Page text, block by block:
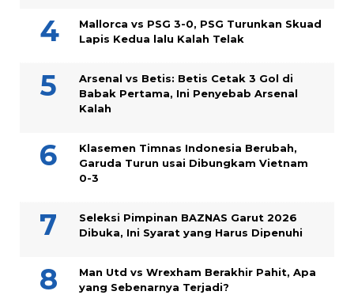
Mallorca vs PSG 3-0, PSG Turunkan Skuad
Lapis Kedua lalu Kalah Telak
Arsenal vs Betis: Betis Cetak 3 Gol di
Babak Pertama, Ini Penyebab Arsenal
Kalah
Klasemen Timnas Indonesia Berubah,
Garuda Turun usai Dibungkam Vietnam
0-3
Seleksi Pimpinan BAZNAS Garut 2026
Dibuka, Ini Syarat yang Harus Dipenuhi
Man Utd vs Wrexham Berakhir Pahit, Apa
yang Sebenarnya Terjadi?